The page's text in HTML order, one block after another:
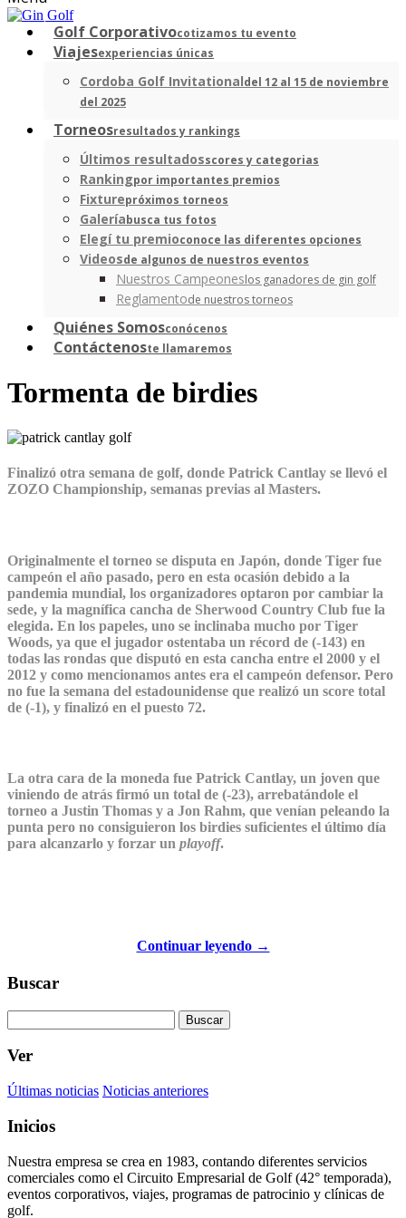
Golf Corporativocotizamos tu evento
Viajesexperiencias únicas
Cordoba Golf Invitationaldel 12 al 15 de noviembre
del 2025
Torneosresultados y rankings
Últimos resultadosscores y categorias
Rankingpor importantes premios
Fixturepróximos torneos
Galeríabusca tus fotos
Elegí tu premioconoce las diferentes opciones
Videosde algunos de nuestros eventos
Nuestros Campeoneslos ganadores de gin golf
Reglamentode nuestros torneos
Quiénes Somosconócenos
Contáctenoste llamaremos
Tormenta de birdies
Finalizó otra semana de golf, donde Patrick Cantlay se llevó el
ZOZO Championship, semanas previas al Masters.
Originalmente el torneo se disputa en Japón, donde Tiger fue
campeón el año pasado, pero en esta ocasión debido a la
pandemia mundial, los organizadores optaron por cambiar la
sede, y la magnífica cancha de Sherwood Country Club fue la
elegida. En los papeles, uno se inclinaba mucho por Tiger
Woods, ya que el jugador ostentaba un récord de (-143) en
todas las rondas que disputó en esta cancha entre el 2000 y el
2012 y como mencionamos antes era el campeón defensor. Pero
no fue la semana del estadounidense que realizó un score total
de (-1), y finalizó en el puesto 72.
La otra cara de la moneda fue Patrick Cantlay, un joven que
viniendo de atrás firmó un total de (-23), arrebatándole el
torneo a Justin Thomas y a Jon Rahm, que venían peleando la
punta pero no consiguieron los birdies suficientes el último día
para alcanzarlo y forzar un playoff.
Continuar leyendo →
Buscar
Buscar
Ver
Últimas noticias Noticias anteriores
Inicios
Nuestra empresa se crea en 1983, contando diferentes servicios
comerciales como el Circuito Empresarial de Golf (42° temporada),
eventos corporativos, viajes, programas de patrocinio y clínicas de
golf.